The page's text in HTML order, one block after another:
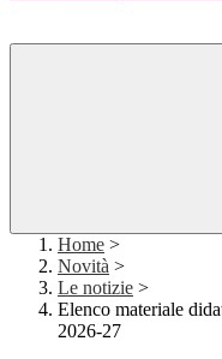
Home >
Novità >
Le notizie >
Elenco materiale
2026-27